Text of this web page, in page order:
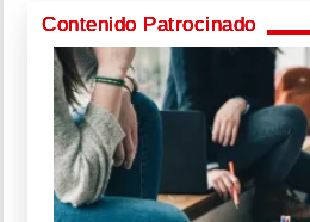
Contenido Patrocinado